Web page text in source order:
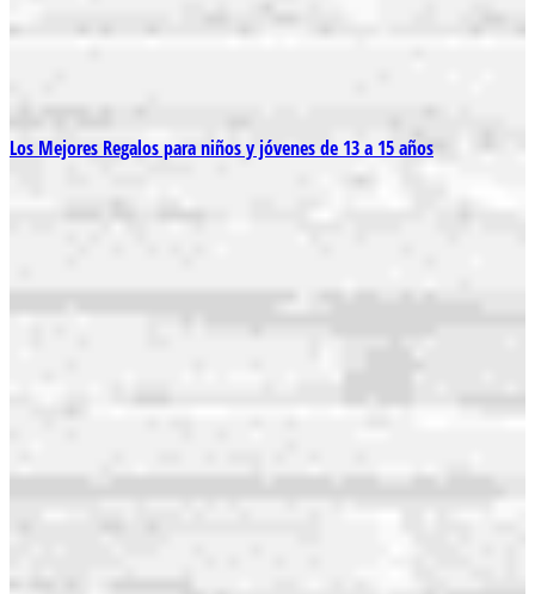
Los Mejores Regalos para niños y jóvenes de 13 a 15 años